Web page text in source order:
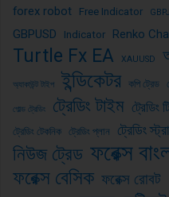
forex robot Free Indicator
GBPUSD Indicator Renko
Turtle Fx EA XAUUSD
অ্যাকাউন্ট টাইপ ইন্ডিকেটর কপি ট্রেড
গোল্ড ট্রেডিং ট্রেডিং টাইম ট্রেডিং
ট্রেডিং টেকনিক ট্রেডিং প্লান ট্রেডিং
নিউজ ট্রেড ফরেক্স
ফরেক্স বেসিক ফরেক্স রোবট